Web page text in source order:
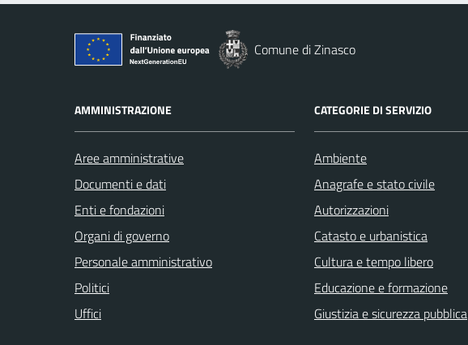
Comune di Zinasco
AMMINISTRAZIONE
Aree amministrative
Documenti e dati
Enti e fondazioni
Organi di governo
Personale amministrativo
Politici
Uffici
CATEGORIE DI SERVIZIO
Ambiente
Anagrafe e stato civile
Autorizzazioni
Catasto e urbanistica
Cultura e tempo libero
Educazione e formazione
Giustizia e sicurezza pubblica